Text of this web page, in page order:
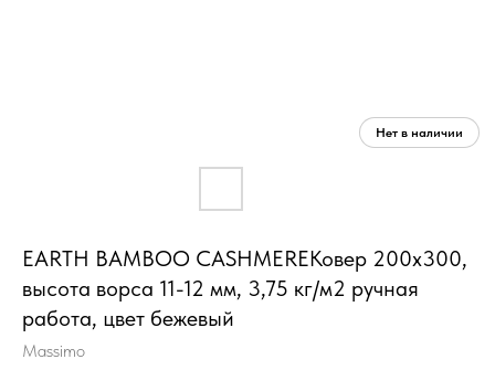
EARTH BAMBOO CASHMEREКовер 200х300,
высота ворса 11-12 мм, 3,75 кг/м2 ручная
работа, цвет бежевый
Massimo